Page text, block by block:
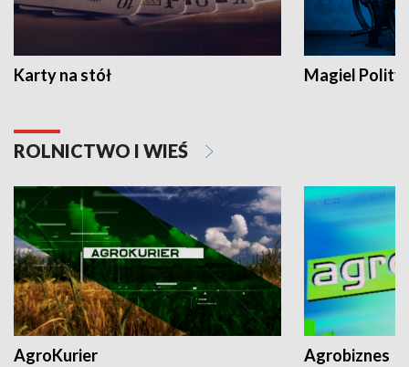
Karty na stół Magiel
ROLNICTWO I WIEŚ
AgroKurier Agrobiznes